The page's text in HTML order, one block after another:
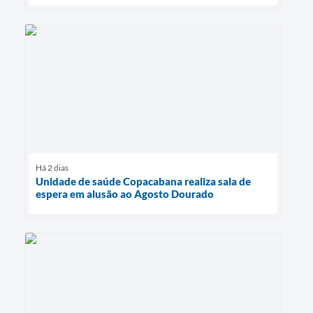
Há 2 dias
Unidade de saúde Copacabana realiza sala de
espera em alusão ao Agosto Dourado